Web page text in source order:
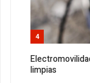
4
limpias